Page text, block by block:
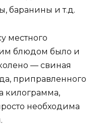
баранины и т.д.
местного
блюдом было и
— свиная
приправленного
килограмма,
необходима